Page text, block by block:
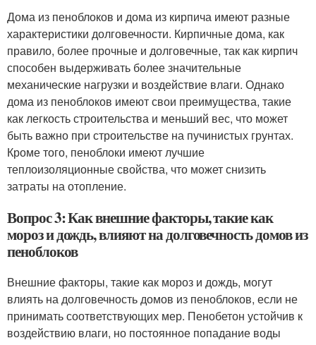
Дома из пеноблоков и дома из кирпича имеют разные
характеристики долговечности. Кирпичные дома, как
правило, более прочные и долговечные, так как кирпич
способен выдерживать более значительные
механические нагрузки и воздействие влаги. Однако
дома из пеноблоков имеют свои преимущества, такие
как легкость строительства и меньший вес, что может
быть важно при строительстве на пучинистых грунтах.
Кроме того, пеноблоки имеют лучшие
теплоизоляционные свойства, что может снизить
затраты на отопление.
Вопрос 3: Как внешние факторы, такие как
мороз и дождь, влияют на долговечность домов из
пеноблоков
Внешние факторы, такие как мороз и дождь, могут
влиять на долговечность домов из пеноблоков, если не
принимать соответствующих мер. Пенобетон устойчив к
воздействию влаги, но постоянное попадание воды